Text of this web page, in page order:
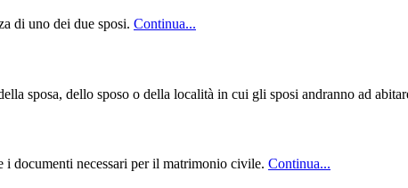
di uno dei due sposi. Continua...
sposa, dello sposo o della località in cui gli sposi andranno ad
documenti necessari per il matrimonio civile. Continua...